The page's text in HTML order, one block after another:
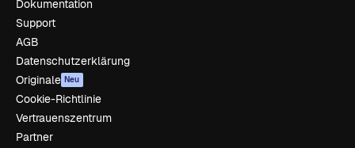
Dokumentation
Support
AGB
Datenschutzerklärung
Originale Neu
Cookie-Richtlinie
Vertrauenszentrum
Partner